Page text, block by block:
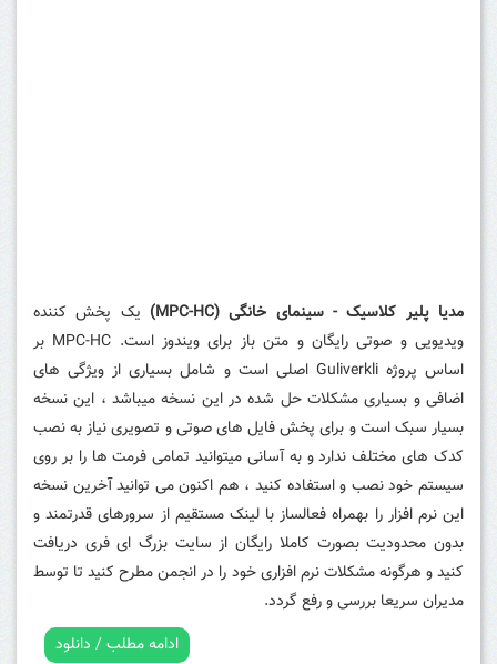
مدیا پلیر کلاسیک - سینمای خانگی (MPC-HC)
یک پخش کننده
ویدیویی و صوتی رایگان و متن باز برای ویندوز است.
MPC-HC بر
اساس پروژه Guliverkli اصلی است و شامل بسیاری از ویژگی های
اضافی و بسیاری مشکلات حل شده در این نسخه میباشد ، این نسخه
بسیار سبک است و برای پخش فایل های صوتی و تصویری نیاز به نصب
کدک های مختلف ندارد و به آسانی میتوانید تمامی فرمت ها را بر روی
سیستم خود نصب و استفاده کنید ، هم اکنون می توانید آخرین نسخه
این نرم افزار را بهمراه فعالساز با لینک مستقیم از سرورهای قدرتمند و
بدون محدودیت بصورت کاملا رایگان از سایت بزرگ ای فری دریافت
کنید و هرگونه مشکلات نرم افزاری خود را در انجمن مطرح کنید تا توسط
مدیران سریعا بررسی و رفع گردد.
ادامه مطلب / دانلود